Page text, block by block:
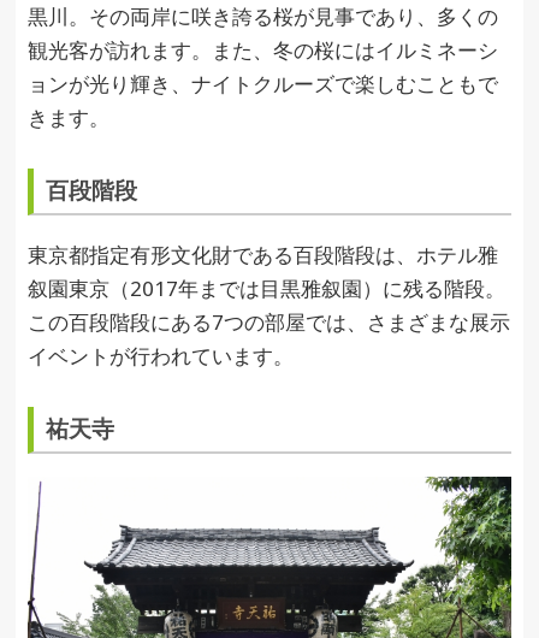
黒川。その両岸に咲き誇る桜が見事であり、多くの
観光客が訪れます。また、冬の桜にはイルミネーシ
ョンが光り輝き、ナイトクルーズで楽しむこともで
きます。
百段階段
東京都指定有形文化財である百段階段は、ホテル雅
叙園東京（2017年までは目黒雅叙園）に残る階段。
この百段階段にある7つの部屋では、さまざまな展示
イベントが行われています。
祐天寺